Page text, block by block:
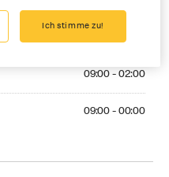
09:00 - 02:00
09:00 - 02:00
09:00 - 00:00
Ich stimme zu!